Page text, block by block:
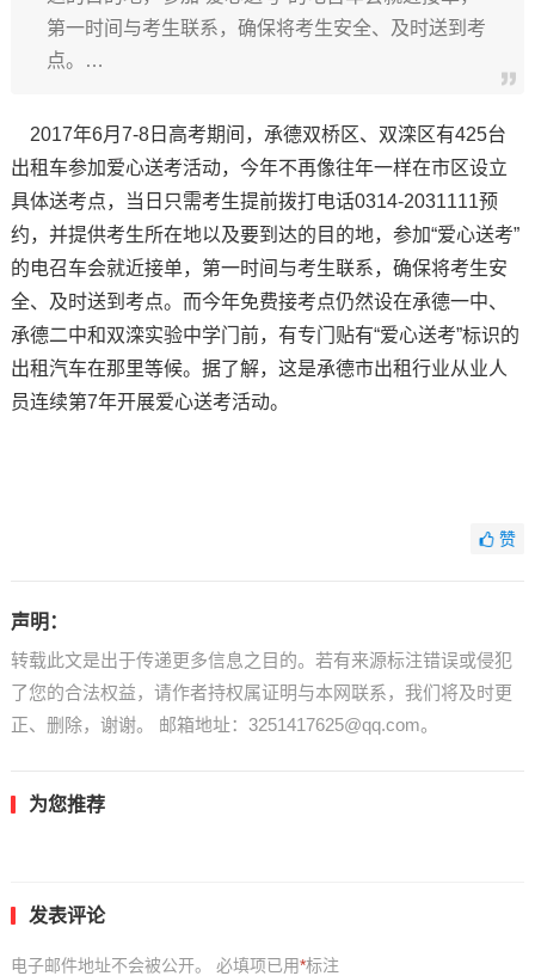
第一时间与考生联系，确保将考生安全、及时送到考
点。…
2017年6月7-8日高考期间，承德双桥区、双滦区有425台
出租车参加爱心送考活动，今年不再像往年一样在市区设立
具体送考点，当日只需考生提前拨打电话0314-2031111预
约，并提供考生所在地以及要到达的目的地，参加“爱心送考”
的电召车会就近接单，第一时间与考生联系，确保将考生安
全、及时送到考点。而今年免费接考点仍然设在承德一中、
承德二中和双滦实验中学门前，有专门贴有“爱心送考”标识的
出租汽车在那里等候。据了解，这是承德市出租行业从业人
员连续第7年开展爱心送考活动。
赞
声明：
转载此文是出于传递更多信息之目的。若有来源标注错误或侵犯
了您的合法权益，请作者持权属证明与本网联系，我们将及时更
正、删除，谢谢。 邮箱地址：3251417625@qq.com。
为您推荐
发表评论
电子邮件地址不会被公开。 必填项已用*标注